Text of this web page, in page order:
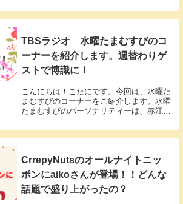
す！普段のたまむすびについての記事も書
いているのですが、書きたいことがありす
TBSラジオ 水曜たまむすびのコ
ーナーを紹介します。週替わりゲ
ストで博識に！
こんにちは！こたにです。今回は、水曜た
まむすびのコーナーをご紹介します。水曜
たまむすびのパーソナリティーは、赤江珠
～15:30まで、おふたりでおしゃべりしま
す。水曜たまむすびのコーナー水曜たまむ
CrrepyNutsのオールナイトニッ
ポンにaikoさんが登場！！どんな
話題で盛り上がったの？